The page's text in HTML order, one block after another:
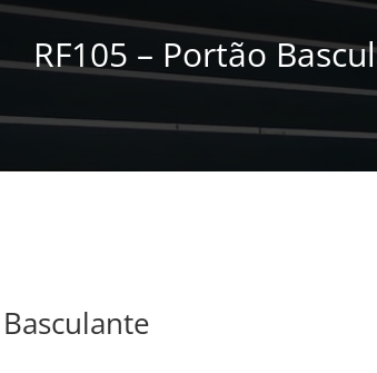
RF105 – Portão